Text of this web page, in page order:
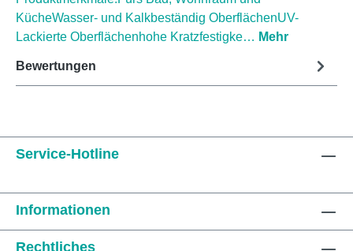
KücheWasser- und Kalkbeständig OberflächenUV-
Lackierte Oberflächenhohe Kratzfestigke… Mehr
Bewertungen
Service-Hotline
Informationen
Rechtliches